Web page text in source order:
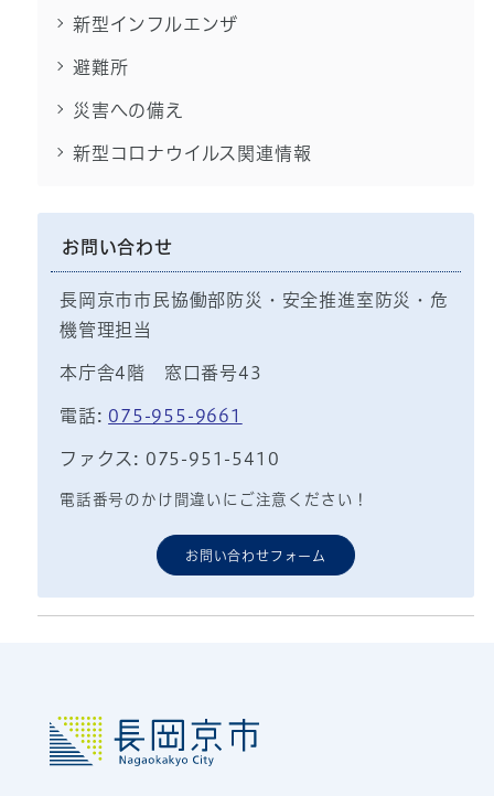
新型インフルエンザ
避難所
災害への備え
新型コロナウイルス関連情報
お問い合わせ
長岡京市市民協働部防災・安全推進室防災・危
機管理担当
本庁舎4階 窓口番号43
電話: 075-955-9661
ファクス: 075-951-5410
電話番号のかけ間違いにご注意ください！
お問い合わせフォーム